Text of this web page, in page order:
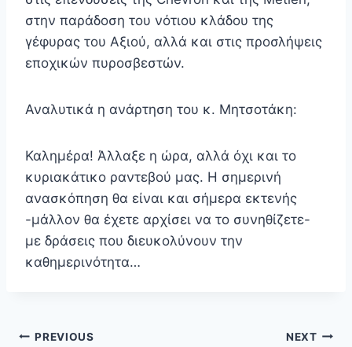
στην παράδοση του νότιου κλάδου της
γέφυρας του Αξιού, αλλά και στις προσλήψεις
εποχικών πυροσβεστών.
Αναλυτικά η ανάρτηση του κ. Μητσοτάκη:
Καλημέρα! Άλλαξε η ώρα, αλλά όχι και το
κυριακάτικο ραντεβού μας. Η σημερινή
ανασκόπηση θα είναι και σήμερα εκτενής
-μάλλον θα έχετε αρχίσει να το συνηθίζετε-
με δράσεις που διευκολύνουν την
καθημερινότητα…
Πλοήγηση
PREVIOUS NEXT